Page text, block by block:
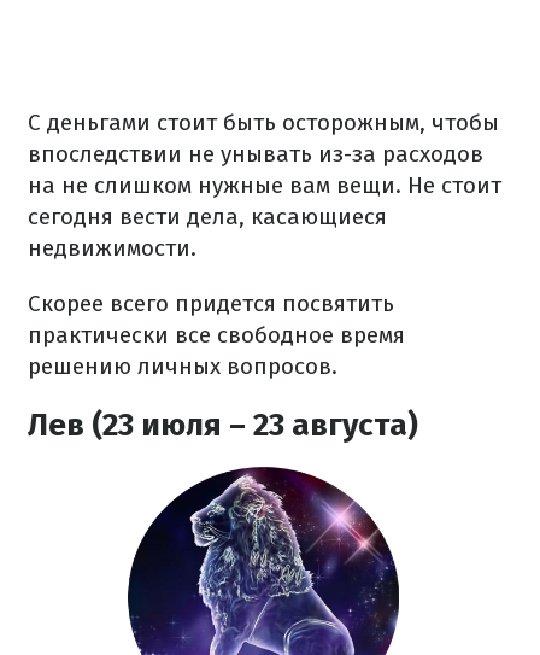
С деньгами стоит быть осторожным, чтобы
впоследствии не унывать из-за расходов
на не слишком нужные вам вещи. Не стоит
сегодня вести дела, касающиеся
недвижимости.
Скорее всего придется посвятить
практически все свободное время
решению личных вопросов.
Лев (23 июля – 23 августа)